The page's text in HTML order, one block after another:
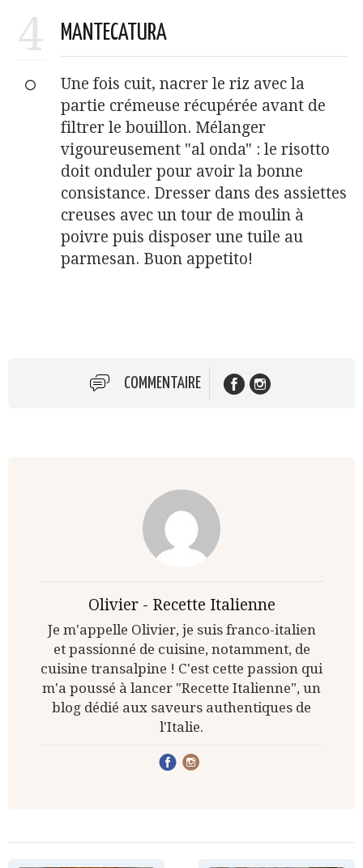
4 MANTECATURA
Une fois cuit, nacrer le riz avec la
partie crémeuse récupérée avant de
filtrer le bouillon. Mélanger
vigoureusement "al onda" : le risotto
doit onduler pour avoir la bonne
consistance. Dresser dans des assiettes
creuses avec un tour de moulin à
poivre puis disposer une tuile au
parmesan. Buon appetito!
COMMENTAIRE
Olivier - Recette Italienne
Je m'appelle Olivier, je suis franco-italien
et passionné de cuisine, notamment, de
cuisine transalpine ! C'est cette passion qui
m'a poussé à lancer "Recette Italienne", un
blog dédié aux saveurs authentiques de
l'Italie.